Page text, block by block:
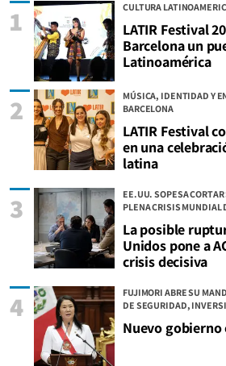
CULTURA
LATIR Festival
Barcelona un
Latinoamérica
1
MÚSICA, IDENTIDAD Y
BARCELONA
LATIR Festival
en una
latina
2
EE.UU. SOPESA
PLENA CRISIS MUNDIAL
La posible
Unidos pone a
crisis decisiva
3
FUJIMORI ABRE SU
DE SEGURIDAD,
Nuevo gobierno
4